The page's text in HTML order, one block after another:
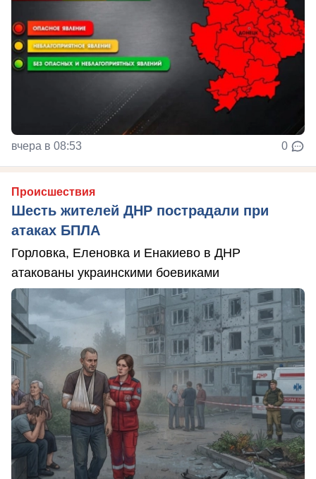
вчера в 08:53 0
Происшествия
Шесть жителей ДНР пострадали при
атаках БПЛА
Горловка, Еленовка и Енакиево в ДНР
атакованы украинскими боевиками